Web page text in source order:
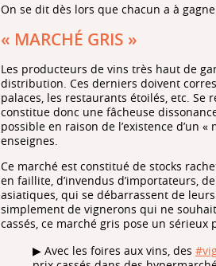
On se dit dès lors que chacun a à
« MARCHÉ GRIS »
Les producteurs de vins très haut de
distribution. Ces derniers doivent
palaces, les restaurants étoilés, etc.
constitue donc une fâcheuse
possible en raison de l’existence d’un
enseignes.
Ce marché est constitué de stocks
en faillite, d’invendus d’importateurs,
asiatiques, qui se débarrassent de
simplement de vignerons qui ne
cassés, ce marché gris pose un
▶ Avec les foires aux vins, des